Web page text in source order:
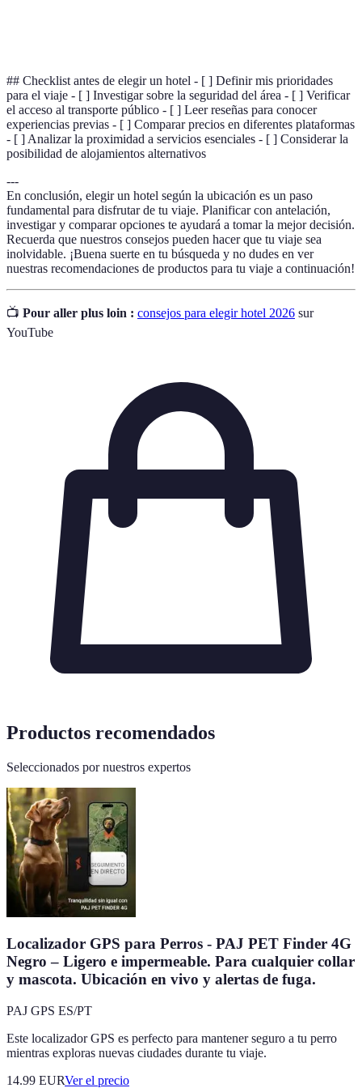
## Checklist antes de elegir un hotel - [ ] Definir mis prioridades
para el viaje - [ ] Investigar sobre la seguridad del área - [ ] Verificar
el acceso al transporte público - [ ] Leer reseñas para conocer
experiencias previas - [ ] Comparar precios en diferentes plataformas
- [ ] Analizar la proximidad a servicios esenciales - [ ] Considerar la
posibilidad de alojamientos alternativos
---
En conclusión, elegir un hotel según la ubicación es un paso
fundamental para disfrutar de tu viaje. Planificar con antelación,
investigar y comparar opciones te ayudará a tomar la mejor decisión.
Recuerda que nuestros consejos pueden hacer que tu viaje sea
inolvidable. ¡Buena suerte en tu búsqueda y no dudes en ver
nuestras recomendaciones de productos para tu viaje a continuación!
📺 Pour aller plus loin : consejos para elegir hotel 2026 sur
YouTube
Productos recomendados
Seleccionados por nuestros expertos
Localizador GPS para Perros - PAJ PET Finder 4G
Negro – Ligero e impermeable. Para cualquier collar
y mascota. Ubicación en vivo y alertas de fuga.
PAJ GPS ES/PT
Este localizador GPS es perfecto para mantener seguro a tu perro
mientras exploras nuevas ciudades durante tu viaje.
14.99 EURVer el precio